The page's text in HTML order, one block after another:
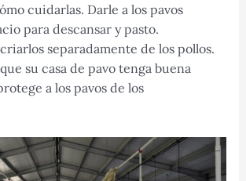
cuidarlas. Darle a los pavos
para descansar y pasto.
separadamente de los pollos.
su casa de pavo tenga buena
a los pavos de los